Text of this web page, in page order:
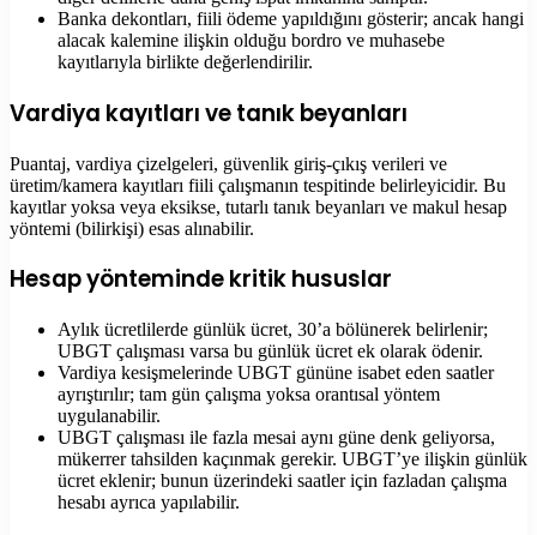
Banka dekontları, fiili ödeme yapıldığını gösterir; ancak hangi
alacak kalemine ilişkin olduğu bordro ve muhasebe
kayıtlarıyla birlikte değerlendirilir.
Vardiya kayıtları ve tanık beyanları
Puantaj, vardiya çizelgeleri, güvenlik giriş-çıkış verileri ve
üretim/kamera kayıtları fiili çalışmanın tespitinde belirleyicidir. Bu
kayıtlar yoksa veya eksikse, tutarlı tanık beyanları ve makul hesap
yöntemi (bilirkişi) esas alınabilir.
Hesap yönteminde kritik hususlar
Aylık ücretlilerde günlük ücret, 30’a bölünerek belirlenir;
UBGT çalışması varsa bu günlük ücret ek olarak ödenir.
Vardiya kesişmelerinde UBGT gününe isabet eden saatler
ayrıştırılır; tam gün çalışma yoksa orantısal yöntem
uygulanabilir.
UBGT çalışması ile fazla mesai aynı güne denk geliyorsa,
mükerrer tahsilden kaçınmak gerekir. UBGT’ye ilişkin günlük
ücret eklenir; bunun üzerindeki saatler için fazladan çalışma
hesabı ayrıca yapılabilir.